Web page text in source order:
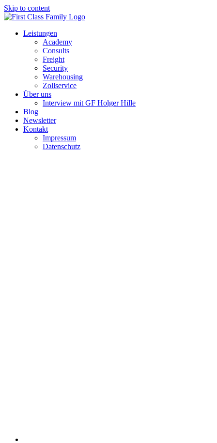
Skip to content
Leistungen
Academy
Consults
Freight
Security
Warehousing
Zollservice
Über uns
Interview mit GF Holger Hille
Blog
Newsletter
Kontakt
Impressum
Datenschutz